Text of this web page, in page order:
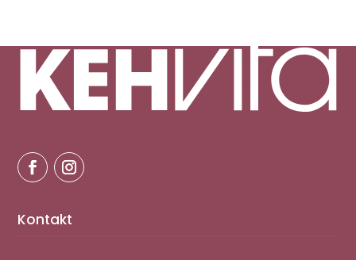
Kontakt